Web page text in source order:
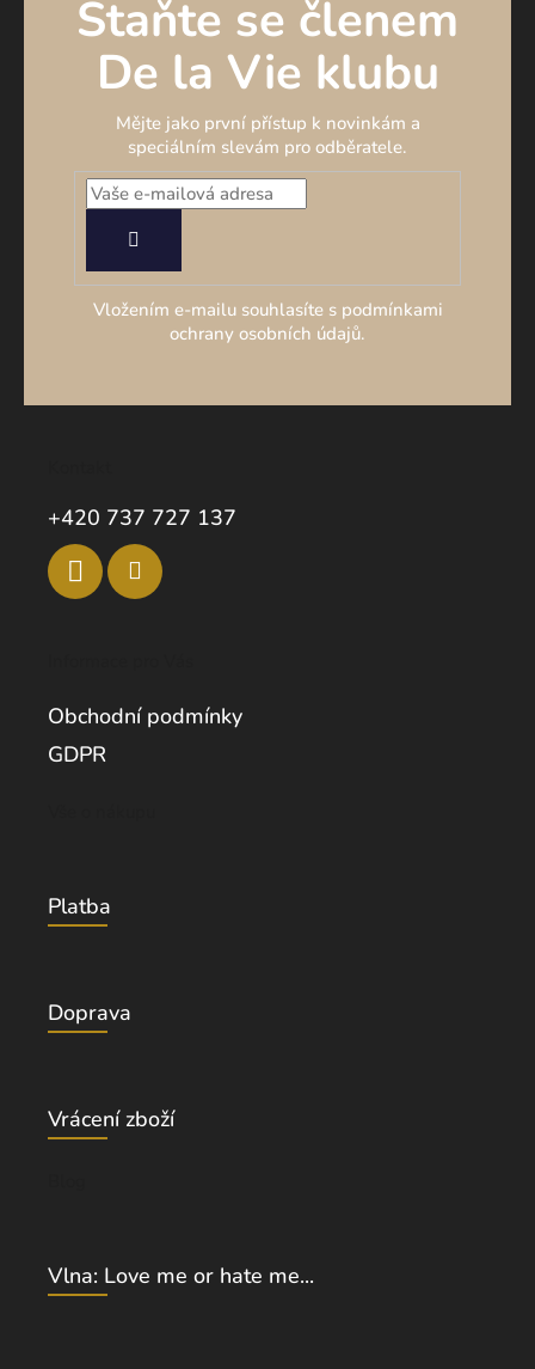
Staňte se členem
De la Vie klubu
Mějte jako první přístup k novinkám a
speciálním slevám pro odběratele.
SE
Vložením e-mailu souhlasíte s podmínkami
ochrany osobních údajů.
+420 737 727 137
Obchodní podmínky
GDPR
Platba
Doprava
Vrácení zboží
Vlna: Love me or hate me...